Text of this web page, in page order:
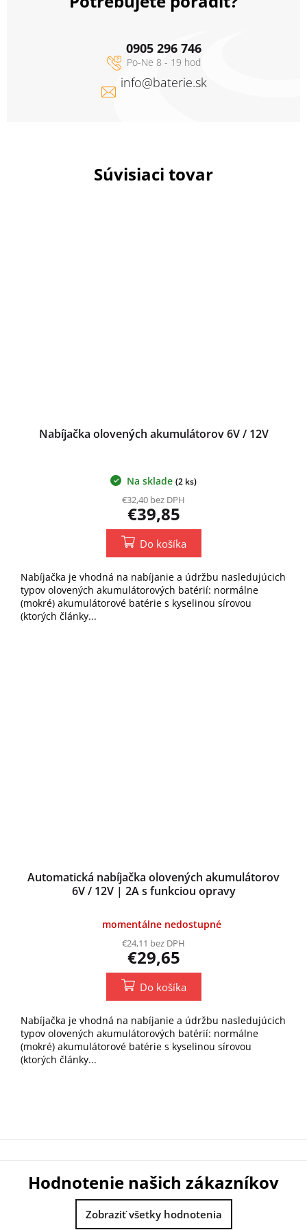
Súvisiaci tovar
Nabíjačka olovených akumulátorov 6V / 12V
Na sklade (2 ks)
€32,40 bez DPH
€39,85
Do košíka
Nabíjačka je vhodná na nabíjanie a údržbu nasledujúcich
typov olovených akumulátorových batérií: normálne
(mokré) akumulátorové batérie s kyselinou sírovou
(ktorých články...
Automatická nabíjačka olovených akumulátorov
6V / 12V | 2A s funkciou opravy
momentálne nedostupné
€24,11 bez DPH
€29,65
Do košíka
Nabíjačka je vhodná na nabíjanie a údržbu nasledujúcich
typov olovených akumulátorových batérií: normálne
(mokré) akumulátorové batérie s kyselinou sírovou
(ktorých články...
info@baterie.sk
0905 296 746
Hodnotenie našich zákazníkov
Zobraziť všetky hodnotenia